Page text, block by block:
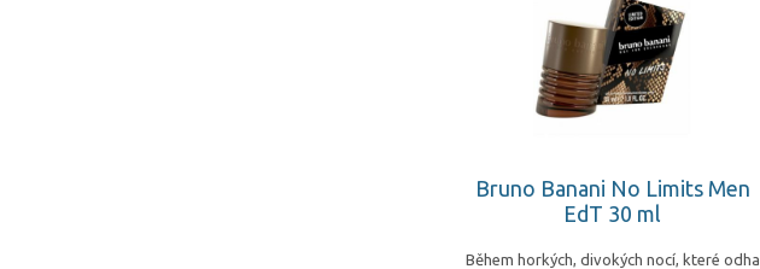
Bruno Banani No Limits Men
EdT 30 ml
Během horkých, divokých nocí, které odha